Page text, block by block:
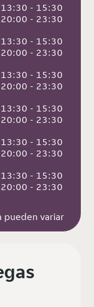
13:30 - 15:30
20:00 - 23:30
13:30 - 15:30
20:00 - 23:30
13:30 - 15:30
20:00 - 23:30
13:30 - 15:30
20:00 - 23:30
13:30 - 15:30
20:00 - 23:30
13:30 - 15:30
20:00 - 23:30
pueden variar